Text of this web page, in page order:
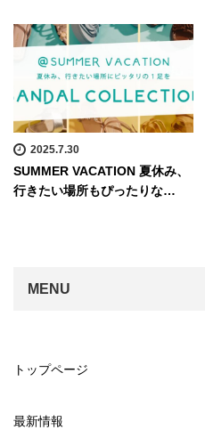
2025.7.30
SUMMER VACATION 夏休み、
行きたい場所もぴったりな…
MENU
トップページ
最新情報